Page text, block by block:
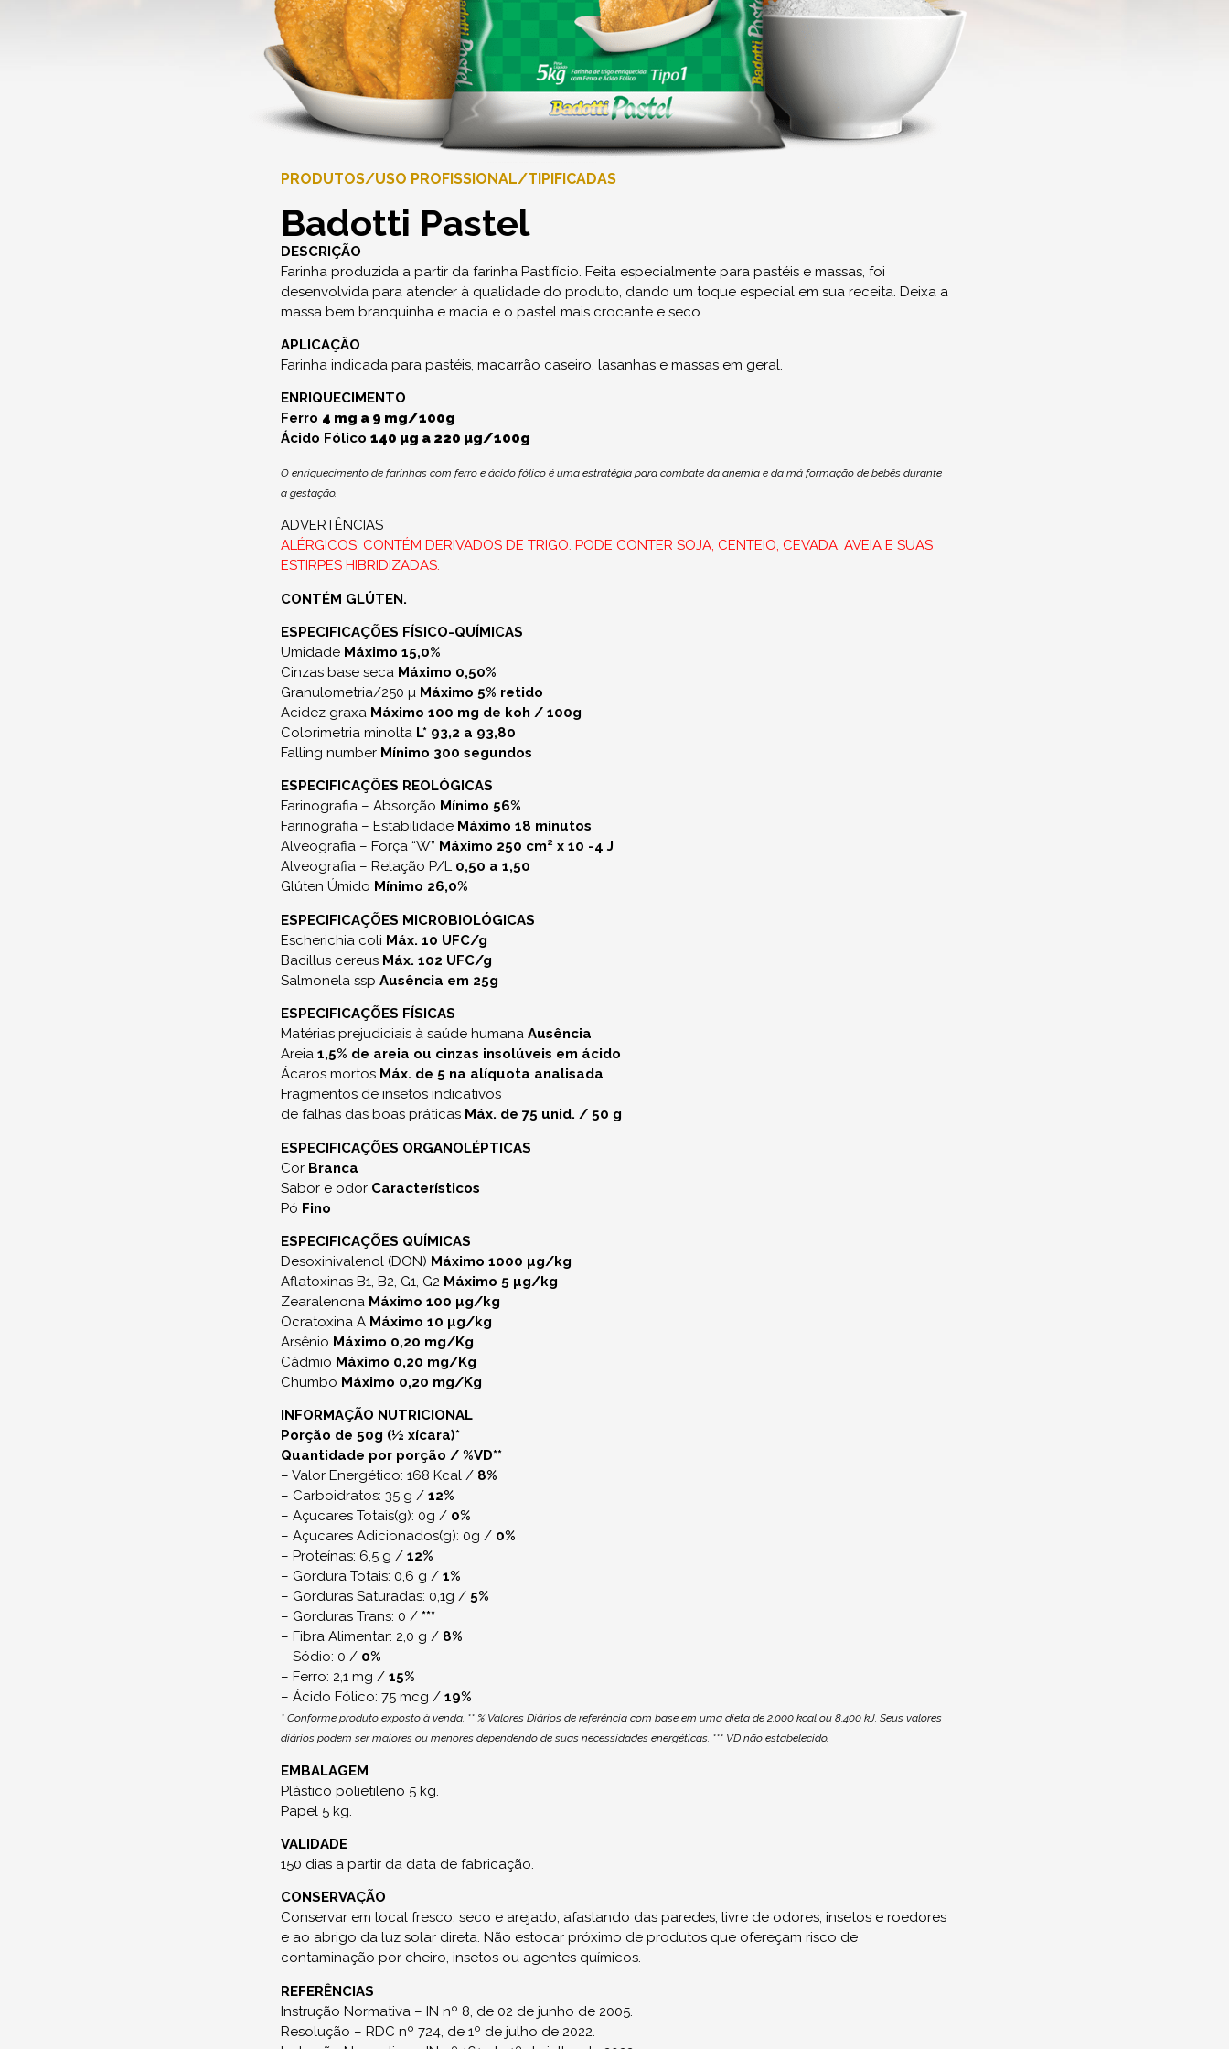
PRODUTOS/USO PROFISSIONAL/TIPIFICADAS
Badotti Pastel
DESCRIÇÃO
Farinha produzida a partir da farinha Pastifício. Feita especialmente para pastéis e massas, foi
desenvolvida para atender à qualidade do produto, dando um toque especial em sua receita. Deixa a
massa bem branquinha e macia e o pastel mais crocante e seco.
APLICAÇÃO
Farinha indicada para pastéis, macarrão caseiro, lasanhas e massas em geral.
ENRIQUECIMENTO
Ferro 4 mg a 9 mg/100g
Ácido Fólico 140 µg a 220 µg/100g
O enriquecimento de farinhas com ferro e ácido fólico é uma estratégia para combate da anemia e da má formação de bebês durante
a gestação.
ADVERTÊNCIAS
ALÉRGICOS: CONTÉM DERIVADOS DE TRIGO. PODE CONTER SOJA, CENTEIO, CEVADA, AVEIA E SUAS
ESTIRPES HIBRIDIZADAS.
CONTÉM GLÚTEN.
ESPECIFICAÇÕES FÍSICO-QUÍMICAS
Umidade Máximo 15,0%
Cinzas base seca Máximo 0,50%
Granulometria/250 µ Máximo 5% retido
Acidez graxa Máximo 100 mg de koh / 100g
Colorimetria minolta L* 93,2 a 93,80
Falling number Mínimo 300 segundos
ESPECIFICAÇÕES REOLÓGICAS
Farinografia – Absorção Mínimo 56%
Farinografia – Estabilidade Máximo 18 minutos
Alveografia – Força “W” Máximo 250 cm² x 10 -4 J
Alveografia – Relação P/L 0,50 a 1,50
Glúten Úmido Mínimo 26,0%
ESPECIFICAÇÕES MICROBIOLÓGICAS
Escherichia coli Máx. 10 UFC/g
Bacillus cereus Máx. 102 UFC/g
Salmonela ssp Ausência em 25g
ESPECIFICAÇÕES FÍSICAS
Matérias prejudiciais à saúde humana Ausência
Areia 1,5% de areia ou cinzas insolúveis em ácido
Ácaros mortos Máx. de 5 na alíquota analisada
Fragmentos de insetos indicativos
de falhas das boas práticas Máx. de 75 unid. / 50 g
ESPECIFICAÇÕES ORGANOLÉPTICAS
Cor Branca
Sabor e odor Característicos
Pó Fino
ESPECIFICAÇÕES QUÍMICAS
Desoxinivalenol (DON) Máximo 1000 µg/kg
Aflatoxinas B1, B2, G1, G2 Máximo 5 µg/kg
Zearalenona Máximo 100 µg/kg
Ocratoxina A Máximo 10 µg/kg
Arsênio Máximo 0,20 mg/Kg
Cádmio Máximo 0,20 mg/Kg
Chumbo Máximo 0,20 mg/Kg
INFORMAÇÃO NUTRICIONAL
Porção de 50g (½ xícara)*
Quantidade por porção / %VD**
– Valor Energético: 168 Kcal / 8%
– Carboidratos: 35 g / 12%
– Açucares Totais(g): 0g / 0%
– Açucares Adicionados(g): 0g / 0%
– Proteínas: 6,5 g / 12%
– Gordura Totais: 0,6 g / 1%
– Gorduras Saturadas: 0,1g / 5%
– Gorduras Trans: 0 / ***
– Fibra Alimentar: 2,0 g / 8%
– Sódio: 0 / 0%
– Ferro: 2,1 mg / 15%
– Ácido Fólico: 75 mcg / 19%
* Conforme produto exposto à venda. ** % Valores Diários de referência com base em uma dieta de 2.000 kcal ou 8.400 kJ. Seus valores
diários podem ser maiores ou menores dependendo de suas necessidades energéticas. *** VD não estabelecido.
EMBALAGEM
Plástico polietileno 5 kg.
Papel 5 kg.
VALIDADE
150 dias a partir da data de fabricação.
CONSERVAÇÃO
Conservar em local fresco, seco e arejado, afastando das paredes, livre de odores, insetos e roedores
e ao abrigo da luz solar direta. Não estocar próximo de produtos que ofereçam risco de
contaminação por cheiro, insetos ou agentes químicos.
REFERÊNCIAS
Instrução Normativa – IN nº 8, de 02 de junho de 2005.
Resolução – RDC nº 724, de 1º de julho de 2022.